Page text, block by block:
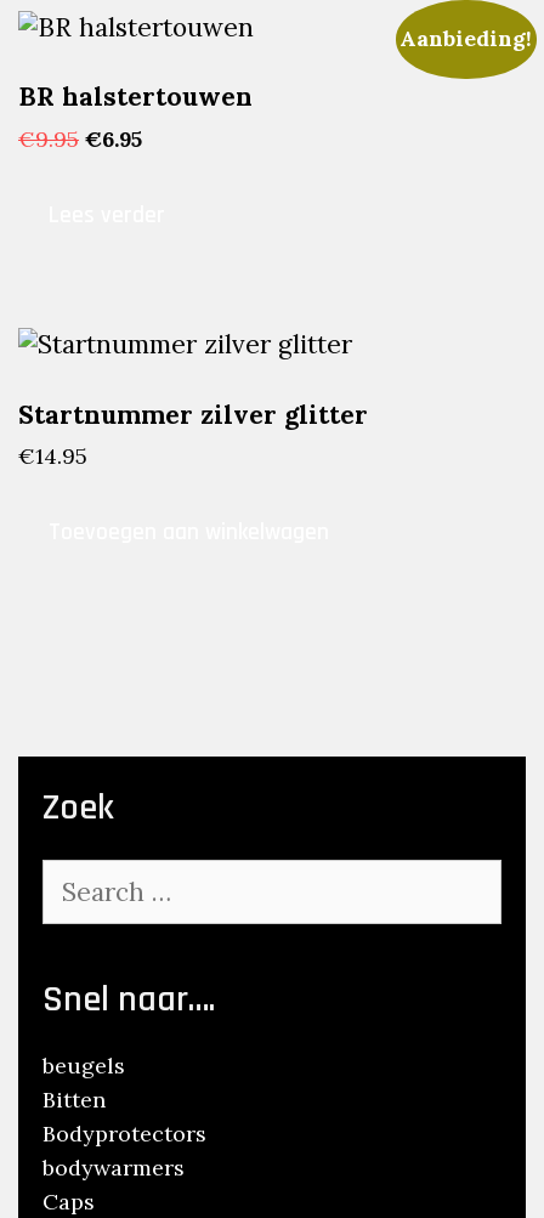
Aanbieding!
BR halstertouwen
€9.95 Oorspronkelijke
€6.95Huidige
Startnummer zilver glitter
€14.95
Zoek
for:
Snel naar….
beugels
Bitten
Bodyprotectors
bodywarmers
Caps